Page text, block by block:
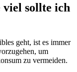
viel sollte ich
geht, ist es immer
um
zu vermeiden.